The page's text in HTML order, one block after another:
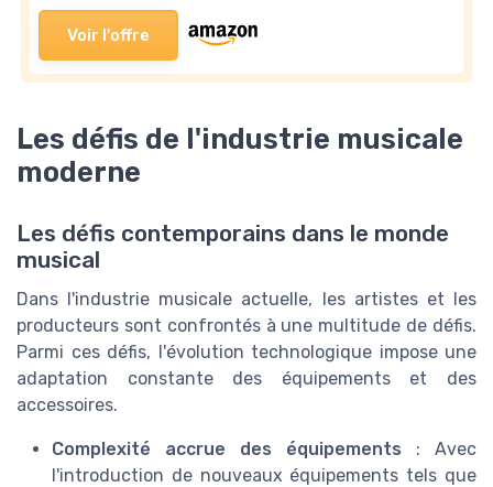
Voir l'offre
Les défis de l'industrie musicale
moderne
Les défis contemporains dans le monde
musical
Dans l'industrie musicale actuelle, les artistes et les
producteurs sont confrontés à une multitude de défis.
Parmi ces défis, l'évolution technologique impose une
adaptation constante des équipements et des
accessoires.
Complexité accrue des équipements : Avec
l'introduction de nouveaux équipements tels que